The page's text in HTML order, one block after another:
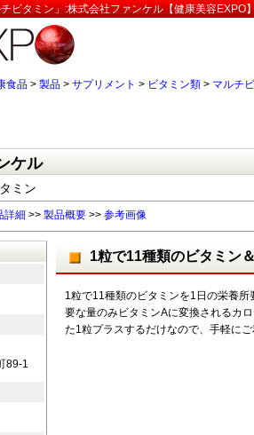
ビタミン」:株式会社ファンケル【健康美容EXPO
食品 > 製品 > サプリメント > ビタミン類 > マルチ
ケル
ミン
詳細 >> 製品概要 >> 参考画像
1粒で11種類のビタミン
1粒で11種類のビタミンを1日の栄養
要な量のみビタミンAに変換されるカ
た1粒プラスするだけなので、手軽に
89-1